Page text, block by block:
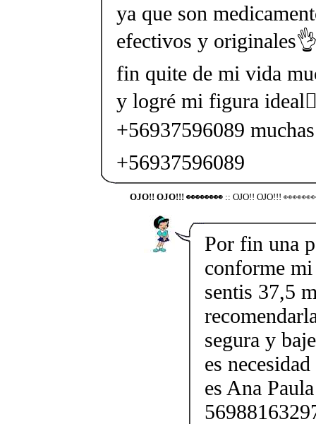
ya que son
efectivos y
fin quite de mi vida
y logré mi figura
+56937596089
+56937596089
OJO!! OJO!!! 👀👀👀👀 :: OJO!! OJO!!!
Por fin una
conforme mi
sentis 37,5
segura y
es
es Ana